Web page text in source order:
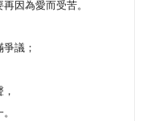
因為愛而受苦。
議；